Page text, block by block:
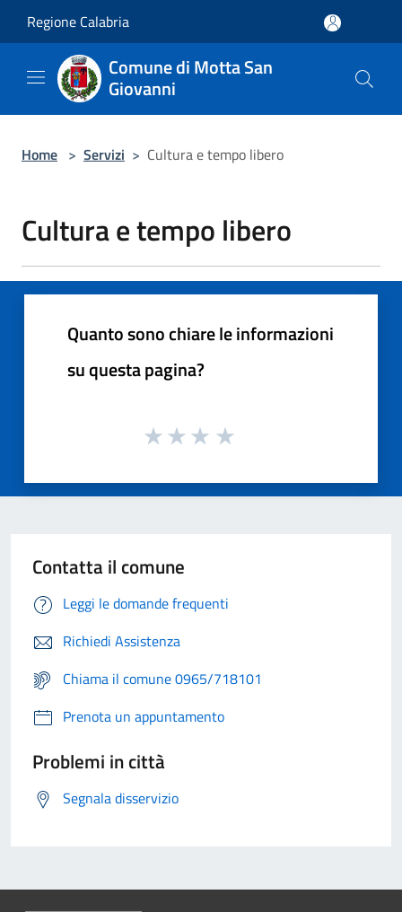
Regione Calabria
Comune di Motta San
Giovanni
Home > Servizi > Cultura e tempo libero
Cultura e tempo libero
Quanto sono chiare le informazioni
su questa pagina?
Contatta il comune
Leggi le domande frequenti
Richiedi Assistenza
Chiama il comune 0965/718101
Prenota un appuntamento
Problemi in città
Segnala disservizio